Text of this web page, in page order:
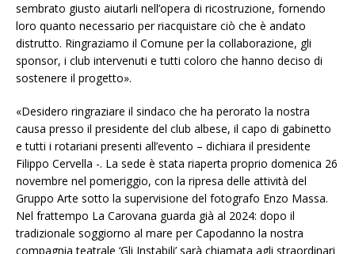
sembrato giusto aiutarli nell’opera di ricostruzione, fornendo
loro quanto necessario per riacquistare ciò che è andato
distrutto. Ringraziamo il Comune per la collaborazione, gli
sponsor, i club intervenuti e tutti coloro che hanno deciso di
sostenere il progetto».
«Desidero ringraziare il sindaco che ha perorato la nostra
causa presso il presidente del club albese, il capo di gabinetto
e tutti i rotariani presenti all’evento – dichiara il presidente
Filippo Cervella -. La sede è stata riaperta proprio domenica 26
novembre nel pomeriggio, con la ripresa delle attività del
Gruppo Arte sotto la supervisione del fotografo Enzo Massa.
Nel frattempo La Carovana guarda già al 2024: dopo il
tradizionale soggiorno al mare per Capodanno la nostra
compagnia teatrale ‘Gli Instabili’ sarà chiamata agli straordinari